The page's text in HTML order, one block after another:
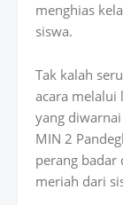
menghias
siswa.
Tak kalah
acara melalui
yang
MIN 2
perang badar
meriah dari